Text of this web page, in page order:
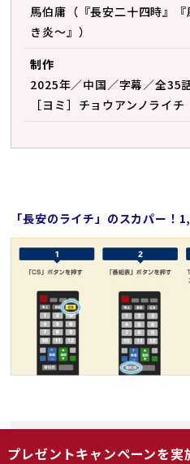
馬伯庸（『長安二十四時』
き炎～』）
制作
2025年／中国／字幕／全35
［ヨミ］チョウアンノライチ
「長安のライチ」のスカパー！
プレゼントキャンペーンを実